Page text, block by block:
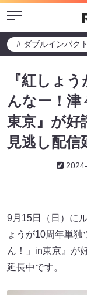
Menu
# ダブルインパク
『紅しょ
んなー！津
東京』が好
見逃し配信
9月15日（日）に
ょうが10周年単
ん！」in東京』が
延長中です。